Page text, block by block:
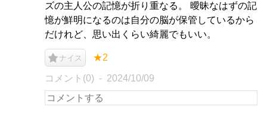
ズの主人公の記憶が折り重なる。 曖昧なはずの記
憶が鮮明になるのは自分の脳が保管しているから
だけれど、思い出くらい綺麗でもいい。
ナイス ★2
コメント(0) 2024/10/09